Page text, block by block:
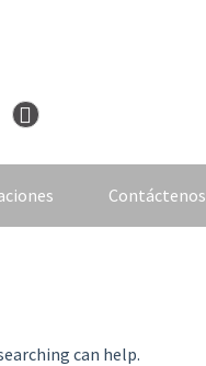
Contáctenos
can help.